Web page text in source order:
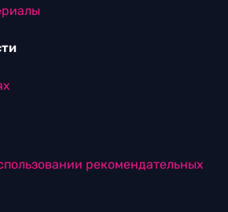
рекомендательных